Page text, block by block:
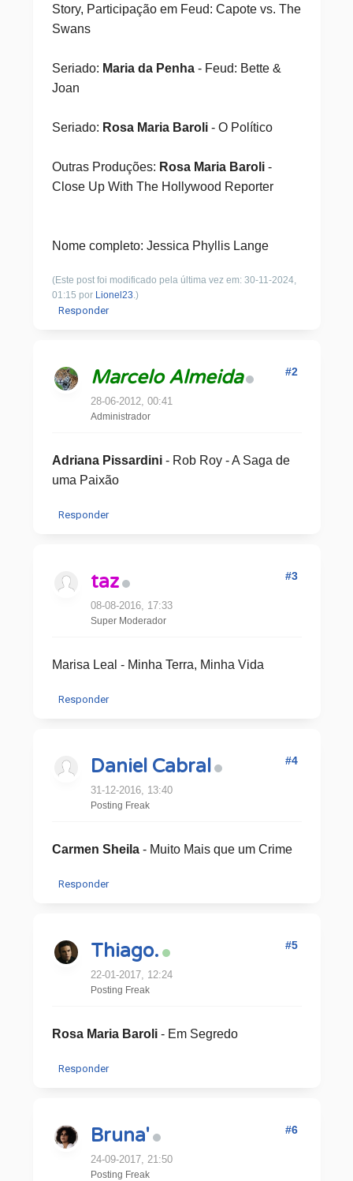
Story, Participação em Feud: Capote vs. The
Swans
Seriado: Maria da Penha- Feud: Bette &
Joan
Seriado: Rosa Maria Baroli- O Político
Outras Produções: Rosa Maria Baroli-
Close Up With The Hollywood Reporter
Nome completo: Jessica Phyllis Lange
(Este post foi modificado pela última vez em: 30-11-2024,
01:15 por Lionel23.)
Responder
Marcelo Almeida
28-06-2012, 00:41
Administrador
#2
Adriana Pissardini - Rob Roy - A Saga de
uma Paixão
Responder
taz
08-08-2016, 17:33
Super Moderador
#3
Marisa Leal - Minha Terra, Minha Vida
Responder
Daniel Cabral
31-12-2016, 13:40
Posting Freak
#4
Carmen Sheila- Muito Mais que um Crime
Responder
Thiago.
22-01-2017, 12:24
Posting Freak
#5
Rosa Maria Baroli- Em Segredo
Responder
Bruna'
24-09-2017, 21:50
Posting Freak
#6